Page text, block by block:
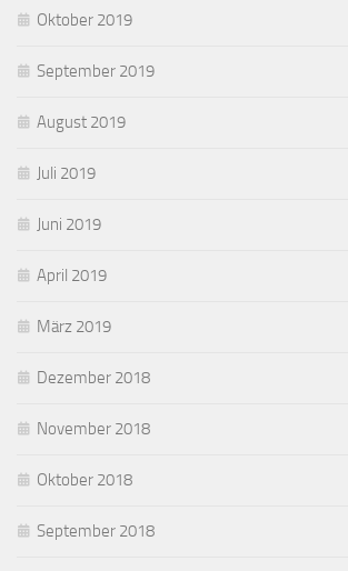
Oktober 2019
September 2019
August 2019
Juli 2019
Juni 2019
April 2019
März 2019
Dezember 2018
November 2018
Oktober 2018
September 2018